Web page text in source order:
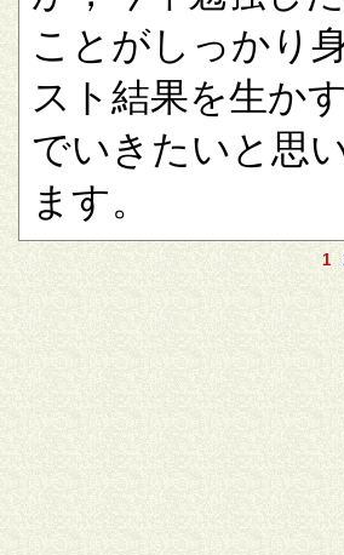
ことがしっかり
スト結果を生か
でいきたいと思
ます。
1